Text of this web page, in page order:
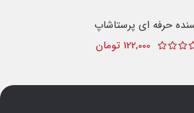
حرفه ای پرستاشاپ
122,000 تومان